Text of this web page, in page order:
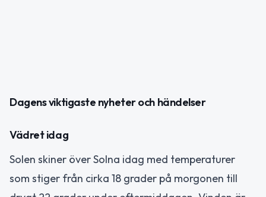
Dagens viktigaste nyheter och händelser
Vädret idag
Solen skiner över Solna idag med temperaturer
som stiger från cirka 18 grader på morgonen till